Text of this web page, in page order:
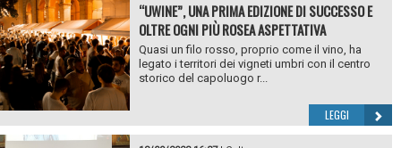
“UWINE”, UNA PRIMA EDIZIONE DI SUCCESSO E
OLTRE OGNI PIÙ ROSEA ASPETTATIVA
Quasi un filo rosso, proprio come il vino, ha
legato i territori dei vigneti umbri con il centro
storico del capoluogo r...
LEGGI